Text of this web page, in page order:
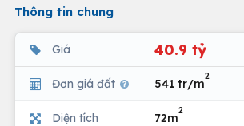
Thông tin chung
Giá 40.9 tỷ
Đơn giá đất 541 tr/m
2
Diện tích 72m
2